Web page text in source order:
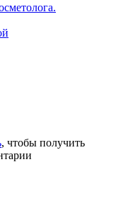
, чтобы получить